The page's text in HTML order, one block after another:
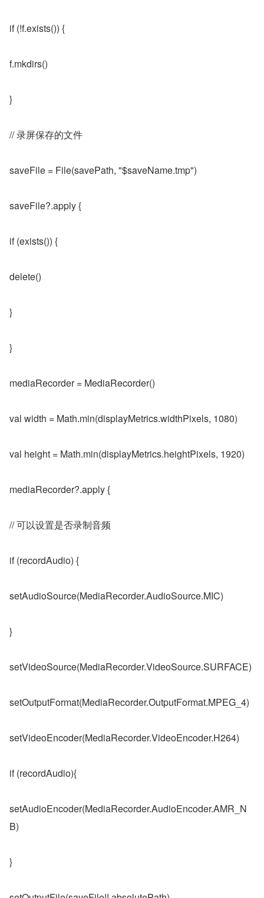
if (!f.exists()) {
f.mkdirs()
}
// 录屏保存的文件
saveFile = File(savePath, "$saveName.tmp")
saveFile?.apply {
if (exists()) {
delete()
}
}
mediaRecorder = MediaRecorder()
val width = Math.min(displayMetrics.widthPixels, 1080)
val height = Math.min(displayMetrics.heightPixels, 1920)
mediaRecorder?.apply {
// 可以设置是否录制音频
if (recordAudio) {
setAudioSource(MediaRecorder.AudioSource.MIC)
}
setVideoSource(MediaRecorder.VideoSource.SURFACE)
setOutputFormat(MediaRecorder.OutputFormat.MPEG_4)
setVideoEncoder(MediaRecorder.VideoEncoder.H264)
if (recordAudio){
setAudioEncoder(MediaRecorder.AudioEncoder.AMR_N
B)
}